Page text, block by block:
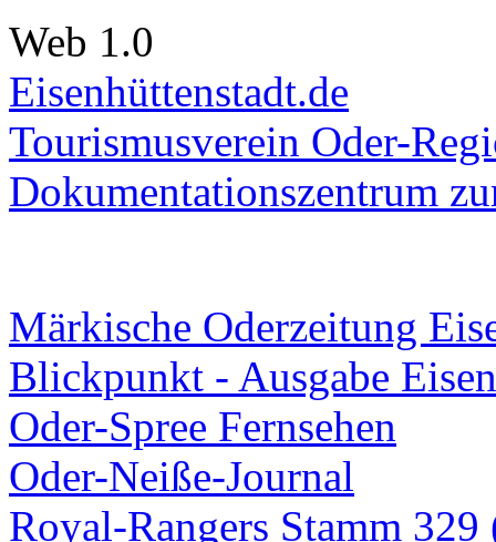
Web 1.0
Eisenhüttenstadt.de
Tourismusverein Oder-
Dokumentationszentrum
Märkische Oderzeitung
Blickpunkt - Ausgabe
Oder-Spree Fernsehen
Oder-Neiße-Journal
Royal-Rangers Stamm